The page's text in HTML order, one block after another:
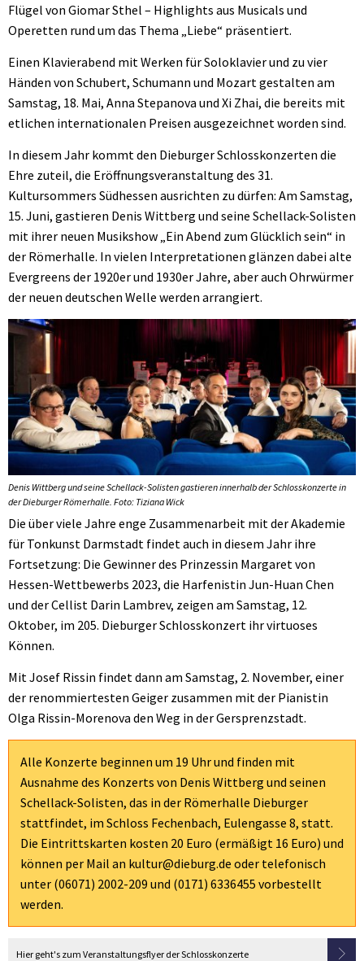
Flügel von Giomar Sthel – Highlights aus Musicals und
Operetten rund um das Thema „Liebe“ präsentiert.
Einen Klavierabend mit Werken für Soloklavier und zu vier
Händen von Schubert, Schumann und Mozart gestalten am
Samstag, 18. Mai, Anna Stepanova und Xi Zhai, die bereits mit
etlichen internationalen Preisen ausgezeichnet worden sind.
In diesem Jahr kommt den Dieburger Schlosskonzerten die
Ehre zuteil, die Eröffnungsveranstaltung des 31.
Kultursommers Südhessen ausrichten zu dürfen: Am Samstag,
15. Juni, gastieren Denis Wittberg und seine Schellack-Solisten
mit ihrer neuen Musikshow „Ein Abend zum Glücklich sein“ in
der Römerhalle. In vielen Interpretationen glänzen dabei alte
Evergreens der 1920er und 1930er Jahre, aber auch Ohrwürmer
der neuen deutschen Welle werden arrangiert.
Denis Wittberg und seine Schellack-Solisten gastieren innerhalb der Schlosskonzerte in
der Dieburger Römerhalle. Foto: Tiziana Wick
Die über viele Jahre enge Zusammenarbeit mit der Akademie
für Tonkunst Darmstadt findet auch in diesem Jahr ihre
Fortsetzung: Die Gewinner des Prinzessin Margaret von
Hessen-Wettbewerbs 2023, die Harfenistin Jun-Huan Chen
und der Cellist Darin Lambrev, zeigen am Samstag, 12.
Oktober, im 205. Dieburger Schlosskonzert ihr virtuoses
Können.
Mit Josef Rissin findet dann am Samstag, 2. November, einer
der renommiertesten Geiger zusammen mit der Pianistin
Olga Rissin-Morenova den Weg in der Gersprenzstadt.
Alle Konzerte beginnen um 19 Uhr und finden mit
Ausnahme des Konzerts von Denis Wittberg und seinen
Schellack-Solisten, das in der Römerhalle Dieburger
stattfindet, im Schloss Fechenbach, Eulengasse 8, statt.
Die Eintrittskarten kosten 20 Euro (ermäßigt 16 Euro) und
können per Mail an kultur@dieburg.de oder telefonisch
unter (06071) 2002-209 und (0171) 6336455 vorbestellt
werden.
Hier geht's zum Veranstaltungsflyer der Schlosskonzerte